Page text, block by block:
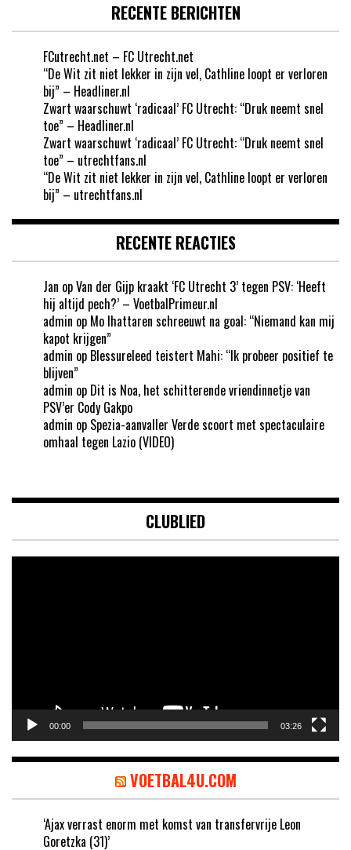
RECENTE BERICHTEN
FCutrecht.net – FC Utrecht.net
“De Wit zit niet lekker in zijn vel, Cathline loopt er verloren
bij” – Headliner.nl
Zwart waarschuwt ‘radicaal’ FC Utrecht: “Druk neemt snel
toe” – Headliner.nl
Zwart waarschuwt ‘radicaal’ FC Utrecht: “Druk neemt snel
toe” – utrechtfans.nl
“De Wit zit niet lekker in zijn vel, Cathline loopt er verloren
bij” – utrechtfans.nl
RECENTE REACTIES
Jan opVan der Gijp kraakt ‘FC Utrecht 3’ tegen PSV: ‘Heeft
hij altijd pech?’ – VoetbalPrimeur.nl
admin op Mo Ihattaren schreeuwt na goal: “Niemand kan mij
kapot krijgen”
admin op Blessureleed teistert Mahi: “Ik probeer positief te
blijven”
admin op Dit is Noa, het schitterende vriendinnetje van
PSV’er Cody Gakpo
admin op Spezia-aanvaller Verde scoort met spectaculaire
omhaal tegen Lazio (VIDEO)
CLUBLIED
00:00 03:26
VOETBAL4U.COM
‘Ajax verrast enorm met komst van transfervrije Leon
Goretzka (31)’